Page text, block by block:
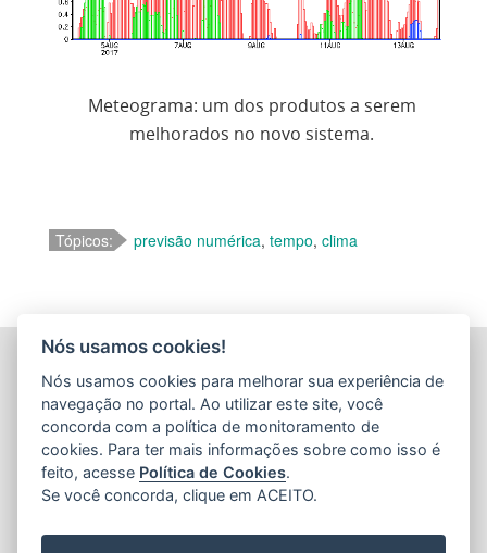
Meteograma: um dos produtos a serem
melhorados no novo sistema.
Tópicos: previsão numérica, tempo, clima
TÉCNICA E EXTENSÃO RURAL - INCAPER
(INCAPER)
Rua Afonso Sarlo,160 - Bento Ferreira
CEP: 29052-010 - Vitória / ES
Tel.: (27) 3636-9800 / (27) 3636-9888
Nós usamos cookies!
Nós usamos cookies para melhorar sua experiência de
navegação no portal. Ao utilizar este site, você
concorda com a política de monitoramento de
cookies. Para ter mais informações sobre como isso é
feito, acesse Política de Cookies.
Se você concorda, clique em ACEITO.